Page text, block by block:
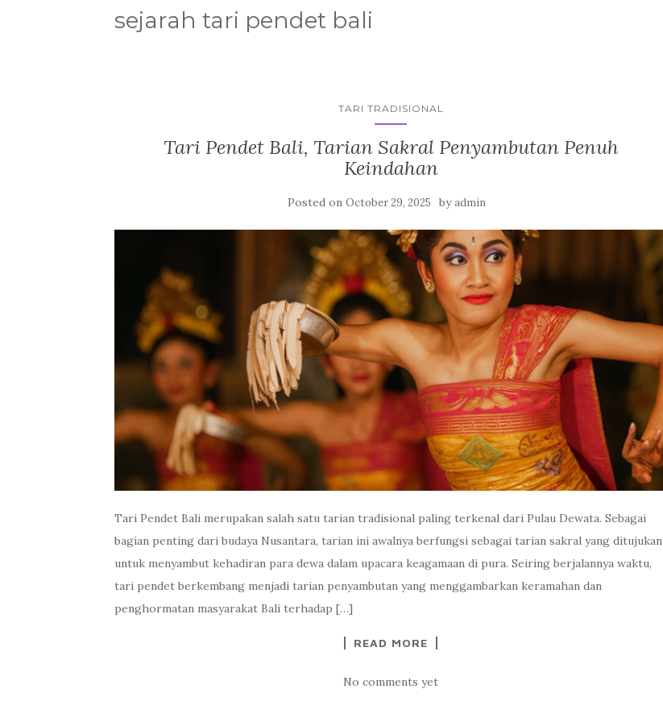
sejarah tari pendet bali
TARI TRADISIONAL
Tari Pendet Bali, Tarian Sakral Penyambutan Penuh
Keindahan
Posted onOctober 29, 2025 byadmin
Tari Pendet Bali merupakan salah satu tarian tradisional paling terkenal dari Pulau Dewata. Sebagai
bagian penting dari budaya Nusantara, tarian ini awalnya berfungsi sebagai tarian sakral yang ditujukan
untuk menyambut kehadiran para dewa dalam upacara keagamaan di pura. Seiring berjalannya waktu,
tari pendet berkembang menjadi tarian penyambutan yang menggambarkan keramahan dan
penghormatan masyarakat Bali terhadap […]
READ MORE
No comments yet